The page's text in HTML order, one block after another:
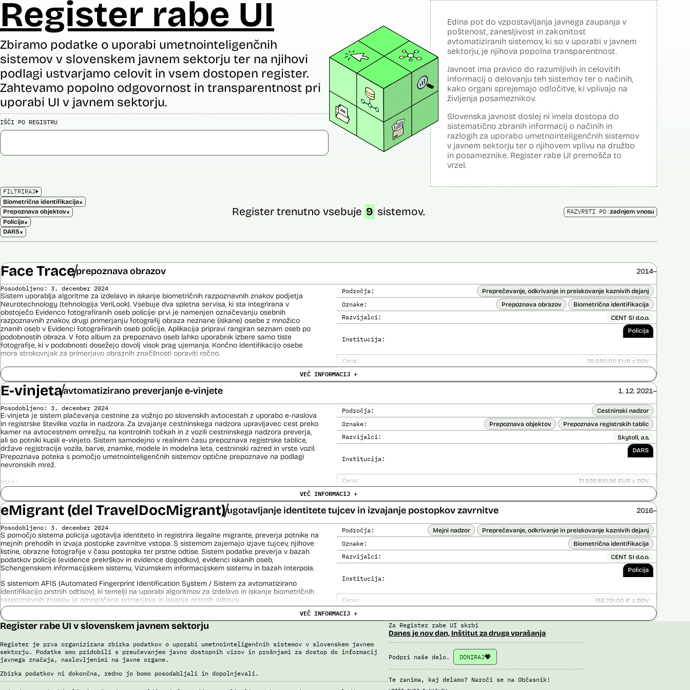
Register rabe UI
Zbiramo podatke o uporabi umetnointeligenčnih
sistemov v slovenskem javnem sektorju ter na njihovi
podlagi ustvarjamo celovit in vsem dostopen register.
Zahtevamo popolno odgovornost in transparentnost pri
uporabi UI v javnem sektorju.
IŠČI PO REGISTRU
Edina pot do vzpostavljanja javnega zaupanja v
poštenost, zanesljivost in zakonitost
avtomatiziranih sistemov, ki so v uporabi v javnem
sektorju, je njihova popolna transparentnost.
Javnost ima pravico do razumljivih in celovitih
informacij o delovanju teh sistemov ter o načinih,
kako organi sprejemajo odločitve, ki vplivajo na
življenja posameznikov.
Slovenska javnost doslej ni imela dostopa do
sistematično zbranih informacij o načinih in
razlogih za uporabo umetnointeligenčnih sistemov
v javnem sektorju ter o njihovem vplivu na družbo
in posameznike. Register rabe UI premošča to
vrzel.
FILTRIRAJ
Biometrična identifikacija×
Prepoznava objektov×
Policija×
DARS×
Register trenutno vsebuje 9 sistemov. RAZVRSTI PO:zadnjem vnosu
Face Traceprepoznava obrazov 2014–
Področja: Preprečevanje, odkrivanje in preiskovanje kaznivih dejanj
Oznake: Prepoznava obrazov Biometrična identifikacija
Razvijalci: CENT SI d.o.o.
Institucija:
Policija
Cena: 39.650,00 EUR z DDV
Trajanje licence:
Ne
Posodobljeno: 3. december 2024
Sistem uporablja algoritme za izdelavo in iskanje biometričnih razpoznavnih znakov podjetja
Neurotechnology (tehnologija VeriLook). Vsebuje dva spletna servisa, ki sta integrirana v
obstoječo Evidenco fotografiranih oseb policije: prvi je namenjen označevanju osebnih
razpoznavnih znakov, drugi primerjanju fotografij obraza neznane (iskane) osebe z množico
znanih oseb v Evidenci fotografiranih oseb policije. Aplikacija pripravi rangiran seznam oseb po
podobnostih obraza. V foto album za prepoznavo oseb lahko uporabnik izbere samo tiste
fotografije, ki v podobnosti dosežejo dovolj visok prag ujemanja. Končno identifikacijo osebe
mora strokovnjak za primerjavo obraznih značilnosti opraviti ročno.
Sistem uporablja sledeče podatke: Evidenca fotografiranih oseb policije (del informacijsko
telekomunikacijskega sistema policije (ITSP)), neznano slikovno gradivo za primerjavo.
Viri:
Brošura 60 let informacijsko telekomunikacijskega sistema policije
Spletno mesto podjetja Neurotechnology, podstran VeriLook
Poročilo Automating Society report 2020 za Slovenijo
Odgovor na zahtevo za dostop do informacij javnega značaja
Dokument Povabilo k oddaji ponudbe
Dokument Obvestilo o oddaji naročila
VEČ INFORMACIJ +
E-vinjetaavtomatizirano preverjanje e-vinjete 1. 12. 2021–
Področja: Cestninski nadzor
Oznake: Prepoznava objektov Prepoznava registrskih tablic
Razvijalci: Skytoll, a.s.
Institucija:
DARS
Cena: 21.925.810,56 EUR z DDV
Analiza učinka na človekove pravice opravljena:
Analiza učinka na osebne podatke opravljena: ?
Posodobljeno: 3. december 2024
E-vinjeta je sistem plačevanja cestnine za vožnjo po slovenskih avtocestah z uporabo e-naslova
in registrske številke vozila in nadzora. Za izvajanje cestninskega nadzora upravljavec cest preko
kamer na avtocestnem omrežju, na kontrolnih točkah in z vozili cestninskega nadzora preverja,
ali so potniki kupili e-vinjeto. Sistem samodejno v realnem času prepoznava registrske tablice,
države registracije vozila, barve, znamke, modele in modelna leta, cestninski razred in vrste vozil.
Prepoznava poteka s pomočjo umetnointeligenčnih sistemov optične prepoznave na podlagi
nevronskih mrež.
Viri:
Odgovor na zahtevek za informacije javnega značaja
Pogodba za izdelavo sistema E-vinjeta
Ocena učinka na osebne podatke
Potek procesa nadzora E-vinjet
VEČ INFORMACIJ +
eMigrant (del TravelDocMigrant)ugotavljanje identitete tujcev in izvajanje postopkov zavrnitve 2016–
Področja: Mejni nadzor Preprečevanje, odkrivanje in preiskovanje kaznivih dejanj
Oznake: Biometrična identifikacija
Razvijalci: CENT SI d.o.o.
Institucija:
Policija
Cena: 136.701,00 € z DDV
Analiza učinka na človekove pravice opravljena:
Analiza učinka na osebne podatke opravljena:
Posodobljeno: 3. december 2024
S pomočjo sistema policija ugotavlja identiteto in registrira ilegalne migrante, preverja potnike na
mejnih prehodih in izvaja postopke zavrnitve vstopa. S sistemom zajemajo izjave tujcev, njihove
listine, obrazne fotografije v času postopka ter prstne odtise. Sistem podatke preverja v bazah
podatkov policije (evidence prekrškov in evidence dogodkov), evidenci iskanih oseb,
Schengenskem informacijskem sistemu, Vizumskem informacijskem sistemu in bazah Interpola.
S sistemom AFIS (Automated Fingerprint Identification System / Sistem za avtomatizirano
identifikacijo prstnih odtisov), ki temelji na uporabi algoritmov za izdelavo in iskanje biometričnih
razpoznavnih znakov, je omogočena primerjava in iskanje prstnih odtisov.
Viri:
Brošura 60 let informacijsko telekomunikacijskega sistema policije
VEČ INFORMACIJ +
Register rabe UI v slovenskem javnem sektorju
Register je prva organizirana zbirka podatkov o uporabi umetnointeligenčnih sistemov v slovenskem javnem
sektorju. Podatke smo pridobili s preučevanjem javno dostopnih virov in prošnjami za dostop do informacij
javnega značaja, naslovljenimi na javne organe.
Zbirka podatkov ni dokončna, redno jo bomo posodabljali in dopolnjevali.
Za Register rabe UI skrbi
Danes je nov dan, Inštitut za druga vprašanja
Podpri naše delo. DONIRAJ
Te zanima, kaj delamo? Naroči se na Občasnik!